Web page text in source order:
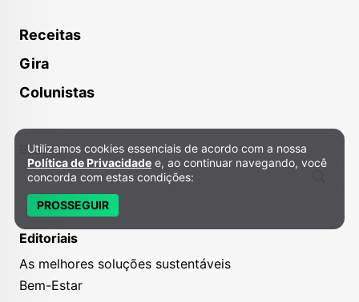
Receitas
Gira
Colunistas
Buscar
Editoriais
As melhores soluções sustentáveis
Bem-Estar
Política de Privacidade e Cookies
Utilizamos cookies essenciais de acordo com a nossa
Política de Privacidade e, ao continuar navegando, você
concorda com estas condições:
PROSSEGUIR